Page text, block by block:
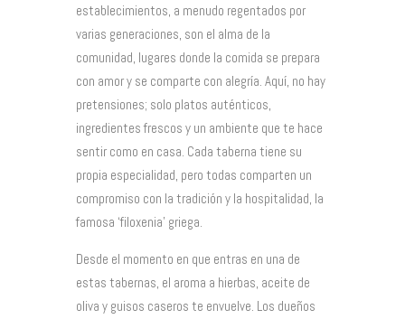
establecimientos, a menudo regentados por
varias generaciones, son el alma de la
comunidad, lugares donde la comida se prepara
con amor y se comparte con alegría. Aquí, no hay
pretensiones; solo platos auténticos,
ingredientes frescos y un ambiente que te hace
sentir como en casa. Cada taberna tiene su
propia especialidad, pero todas comparten un
compromiso con la tradición y la hospitalidad, la
famosa ‘filoxenia’ griega.
Desde el momento en que entras en una de
estas tabernas, el aroma a hierbas, aceite de
oliva y guisos caseros te envuelve. Los dueños